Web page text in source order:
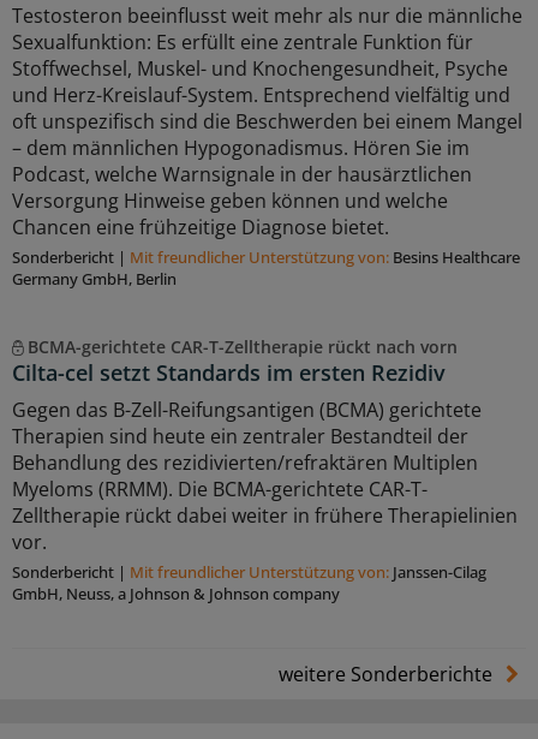
Testosteron beeinflusst weit mehr als nur die männliche
Sexualfunktion: Es erfüllt eine zentrale Funktion für
Stoffwechsel, Muskel- und Knochengesundheit, Psyche
und Herz-Kreislauf-System. Entsprechend vielfältig und
oft unspezifisch sind die Beschwerden bei einem Mangel
– dem männlichen Hypogonadismus. Hören Sie im
Podcast, welche Warnsignale in der hausärztlichen
Versorgung Hinweise geben können und welche
Chancen eine frühzeitige Diagnose bietet.
Sonderbericht | Mit freundlicher Unterstützung von: Besins Healthcare
Germany GmbH, Berlin
BCMA-gerichtete CAR-T-Zelltherapie rückt nach vorn
Cilta-cel setzt Standards im ersten Rezidiv
Gegen das B-Zell-Reifungsantigen (BCMA) gerichtete
Therapien sind heute ein zentraler Bestandteil der
Behandlung des rezidivierten/refraktären Multiplen
Myeloms (RRMM). Die BCMA-gerichtete CAR-T-
Zelltherapie rückt dabei weiter in frühere Therapielinien
vor.
Sonderbericht | Mit freundlicher Unterstützung von: Janssen-Cilag
GmbH, Neuss, a Johnson & Johnson company
weitere Sonderberichte